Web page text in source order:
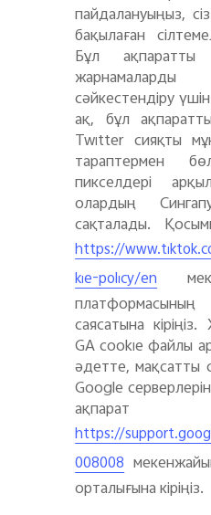
пайдалануыңыз,
бақылаған
Бұл ақпаратты
жарнамаларды
сәйкестендіру
ақ, бұл
Twitter сияқты
тараптермен
пикселдері
олардың
сақталады.
https://
kie-policy/en
саясатына
GA cookie файлы
әдетте, мақсатты
Google
https://
008008
орталығына кіріңіз.